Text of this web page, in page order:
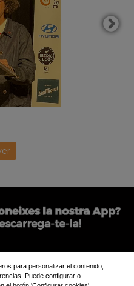
para personalizar el contenido,
Puede configurar o